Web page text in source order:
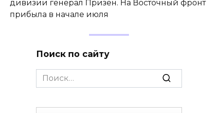
дивизии генерал Призен. На Восточный фронт
прибыла в начале июля
Поиск по сайту
Search
for: